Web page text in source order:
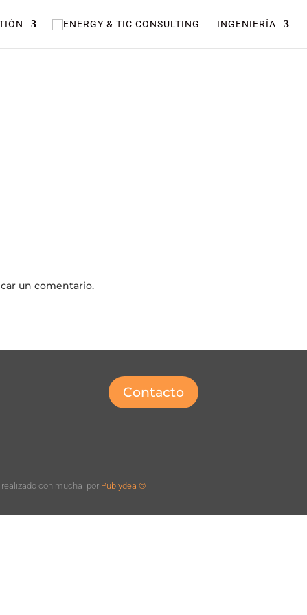
INGENIERÍA
un comentario.
Contacto
con mucha por Publydea ©